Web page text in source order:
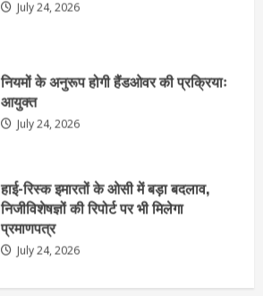
July 24, 2026
हाई-रिस्क इमारतों के ओसी में बड़ा बदलाव,
निजीविशेषज्ञों की रिपोर्ट पर भी मिलेगा
प्रमाणपत्र
July 24, 2026
एचईआरसी के अध्यक्ष नंद लाल का निधन
July 24, 2026